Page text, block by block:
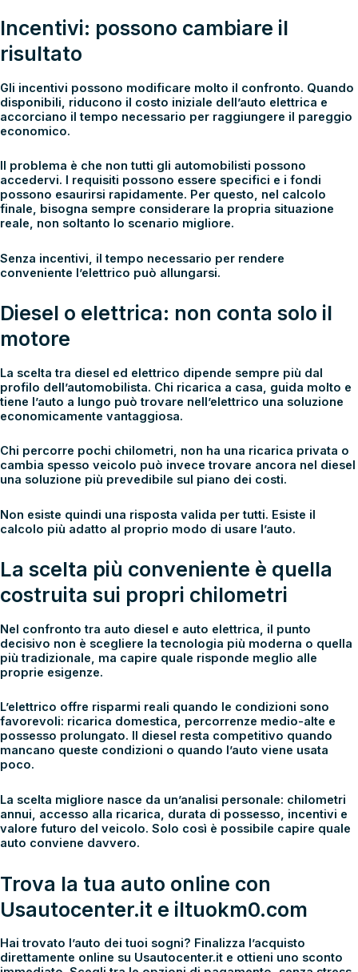
Incentivi: possono cambiare il
risultato
Gli incentivi possono modificare molto il confronto. Quando
disponibili, riducono il costo iniziale dell’auto elettrica e
accorciano il tempo necessario per raggiungere il pareggio
economico.
Il problema è che non tutti gli automobilisti possono
accedervi. I requisiti possono essere specifici e i fondi
possono esaurirsi rapidamente. Per questo, nel calcolo
finale, bisogna sempre considerare la propria situazione
reale, non soltanto lo scenario migliore.
Senza incentivi, il tempo necessario per rendere
conveniente l’elettrico può allungarsi.
Diesel o elettrica: non conta solo il
motore
La scelta tra diesel ed elettrico dipende sempre più dal
profilo dell’automobilista. Chi ricarica a casa, guida molto e
tiene l’auto a lungo può trovare nell’elettrico una soluzione
economicamente vantaggiosa.
Chi percorre pochi chilometri, non ha una ricarica privata o
cambia spesso veicolo può invece trovare ancora nel diesel
una soluzione più prevedibile sul piano dei costi.
Non esiste quindi una risposta valida per tutti. Esiste il
calcolo più adatto al proprio modo di usare l’auto.
La scelta più conveniente è quella
costruita sui propri chilometri
Nel confronto tra auto diesel e auto elettrica, il punto
decisivo non è scegliere la tecnologia più moderna o quella
più tradizionale, ma capire quale risponde meglio alle
proprie esigenze.
L’elettrico offre risparmi reali quando le condizioni sono
favorevoli: ricarica domestica, percorrenze medio-alte e
possesso prolungato. Il diesel resta competitivo quando
mancano queste condizioni o quando l’auto viene usata
poco.
La scelta migliore nasce da un’analisi personale: chilometri
annui, accesso alla ricarica, durata di possesso, incentivi e
valore futuro del veicolo. Solo così è possibile capire quale
auto conviene davvero.
Trova la tua auto online con
Usautocenter.it e iltuokm0.com
Hai trovato l’auto dei tuoi sogni? Finalizza l’acquisto
direttamente online su Usautocenter.it e ottieni uno sconto